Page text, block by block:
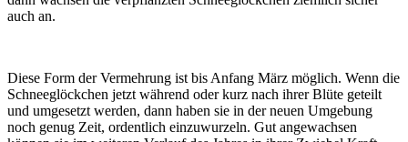
auch an.
Diese Form der Vermehrung ist bis Anfang März möglich. Wenn die
Schneeglöckchen jetzt während oder kurz nach ihrer Blüte geteilt
und umgesetzt werden, dann haben sie in der neuen Umgebung
noch genug Zeit, ordentlich einzuwurzeln. Gut angewachsen